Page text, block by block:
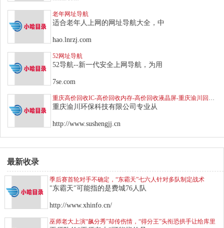
老年网址导航
适合老年人上网的网址导航大全，中
hao.lnrzj.com
52网址导航
52导航--新一代安全上网导航，为用
7se.com
重庆渝川环保科技有限公司专业从
http://www.sushengjj.cn
最新收录
季后赛首轮对手不确定，“东霸天”七六人针对多队制定战术
"东霸天"可能指的是费城76人队
http://www.xhinfo.cn/
巫师老大上演“飙分秀”却传伤情，“得分王”头衔恐拱手让给库里